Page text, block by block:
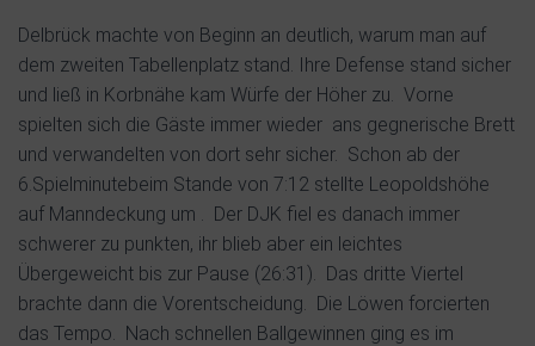
Delbrück machte von Beginn an deutlich, warum man auf
dem zweiten Tabellenplatz stand. Ihre Defense stand sicher
und ließ in Korbnähe kam Würfe der Höher zu. Vorne
spielten sich die Gäste immer wieder ans gegnerische Brett
und verwandelten von dort sehr sicher. Schon ab der
6.Spielminutebeim Stande von 7:12 stellte Leopoldshöhe
auf Manndeckung um . Der DJK fiel es danach immer
schwerer zu punkten, ihr blieb aber ein leichtes
Übergeweicht bis zur Pause (26:31). Das dritte Viertel
brachte dann die Vorentscheidung. Die Löwen forcierten
das Tempo. Nach schnellen Ballgewinnen ging es im